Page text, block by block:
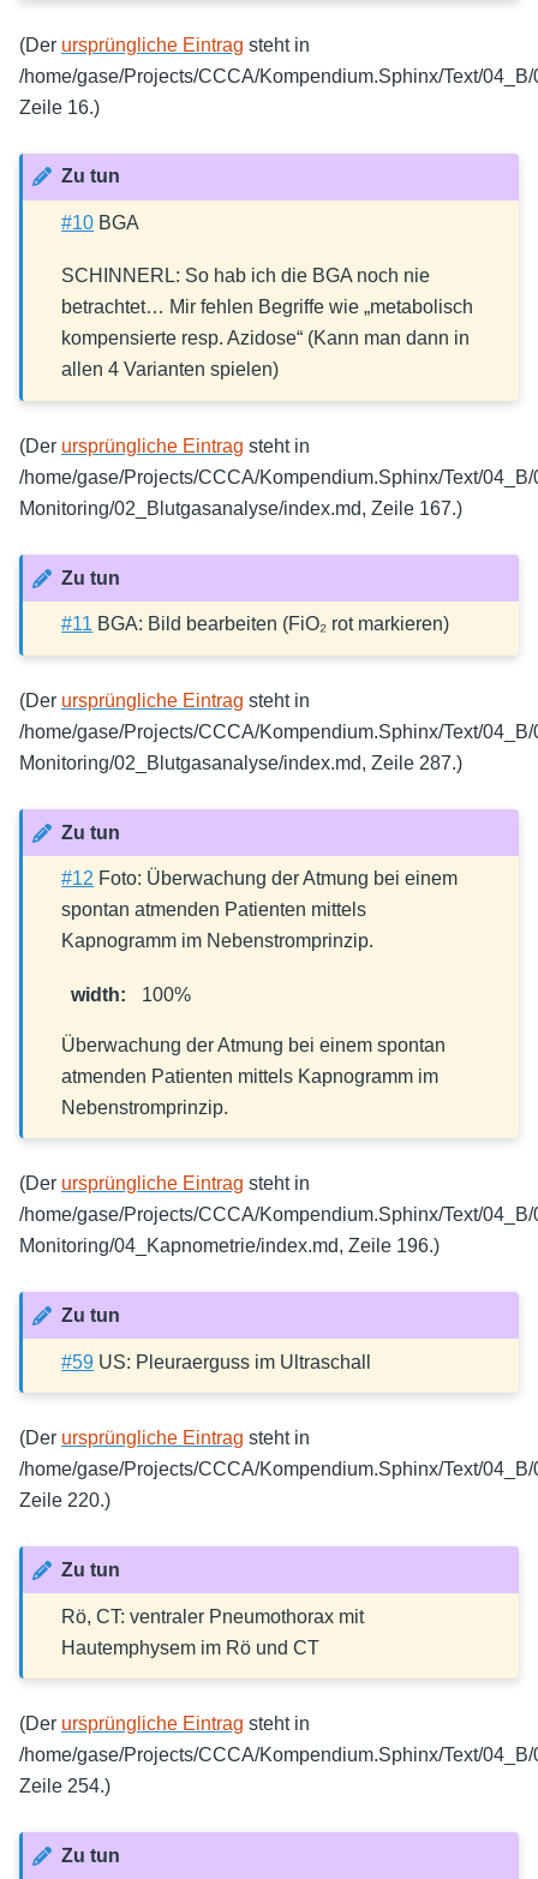
(Der ursprüngliche Eintrag steht in
/home/gase/Projects/CCCA/Kompendium.Sphinx/Text/
Zeile 16.)
Zu tun
#10 BGA
SCHINNERL: So hab ich die BGA noch nie
betrachtet… Mir fehlen Begriffe wie „metabolisch
kompensierte resp. Azidose“ (Kann man dann in
allen 4 Varianten spielen)
(Der ursprüngliche Eintrag steht in
/home/gase/Projects/CCCA/Kompendium.Sphinx/Text/
Monitoring/02_Blutgasanalyse/index.md, Zeile 167.)
Zu tun
#11 BGA: Bild bearbeiten (FiO₂ rot markieren)
(Der ursprüngliche Eintrag steht in
/home/gase/Projects/CCCA/Kompendium.Sphinx/Text/
Monitoring/02_Blutgasanalyse/index.md, Zeile 287.)
Zu tun
#12 Foto: Überwachung der Atmung bei einem
spontan atmenden Patienten mittels
Kapnogramm im Nebenstromprinzip.
width: 100%
Überwachung der Atmung bei einem spontan
atmenden Patienten mittels Kapnogramm im
Nebenstromprinzip.
(Der ursprüngliche Eintrag steht in
/home/gase/Projects/CCCA/Kompendium.Sphinx/Text/
Monitoring/04_Kapnometrie/index.md, Zeile 196.)
Zu tun
#59 US: Pleuraerguss im Ultraschall
(Der ursprüngliche Eintrag steht in
/home/gase/Projects/CCCA/Kompendium.Sphinx/Text/
Zeile 220.)
Zu tun
Rö, CT: ventraler Pneumothorax mit
Hautemphysem im Rö und CT
(Der ursprüngliche Eintrag steht in
/home/gase/Projects/CCCA/Kompendium.Sphinx/Text/
Zeile 254.)
Zu tun